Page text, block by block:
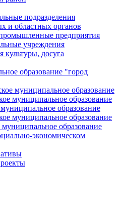
подразделения
и областных органов
предприятия
учреждения
культуры, досуга
образование "город
муниципальное образование
муниципальное образование
образование
муниципальное образование
образование
экономическом